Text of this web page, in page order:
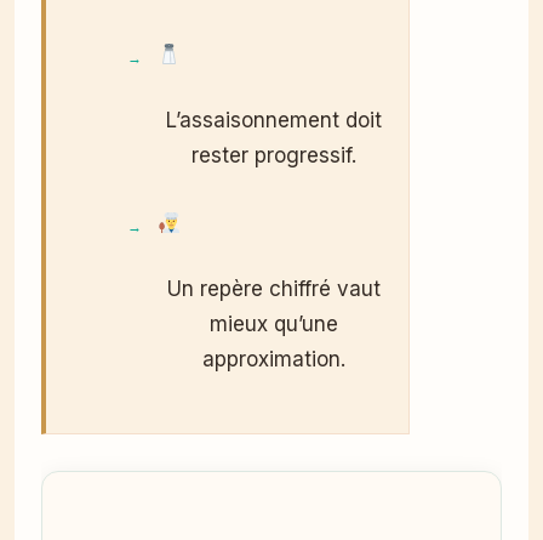
L’assaisonnement doit
rester progressif.
Un repère chiffré vaut
mieux qu’une
approximation.